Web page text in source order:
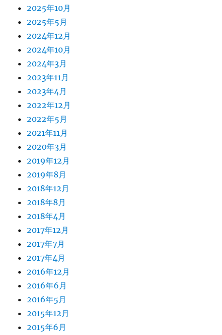
2025年10月
2025年5月
2024年12月
2024年10月
2024年3月
2023年11月
2023年4月
2022年12月
2022年5月
2021年11月
2020年3月
2019年12月
2019年8月
2018年12月
2018年8月
2018年4月
2017年12月
2017年7月
2017年4月
2016年12月
2016年6月
2016年5月
2015年12月
2015年6月